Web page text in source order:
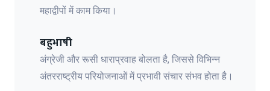
महाद्वीपों में काम किया।
बहुभाषी
अंग्रेजी और रूसी धाराप्रवाह बोलता है, जिससे विभिन्न
अंतरराष्ट्रीय परियोजनाओं में प्रभावी संचार संभव होता है।